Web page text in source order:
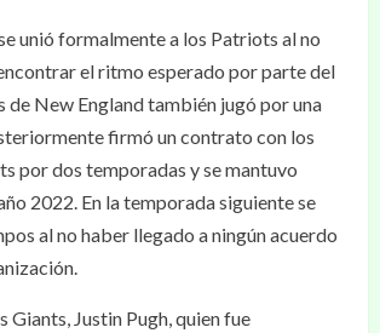
unió formalmente a los Patriots al no
el ritmo esperado por parte del
de New England también jugó por una
firmó un contrato con los
por dos temporadas y se mantuvo
2022. En la temporada siguiente se
al no haber llegado a ningún acuerdo
Giants, Justin Pugh, quien fue